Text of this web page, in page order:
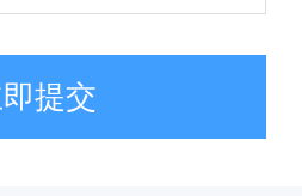
提交